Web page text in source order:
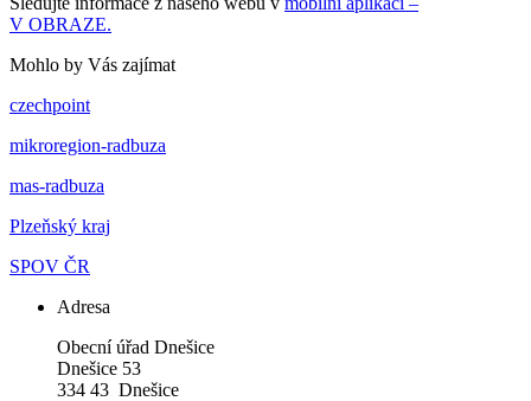
V OBRAZE.
Mohlo by Vás zajímat
czechpoint
mikroregion-radbuza
mas-radbuza
Plzeňský kraj
SPOV ČR
Adresa
Obecní úřad Dnešice
Dnešice 53
334 43 Dnešice